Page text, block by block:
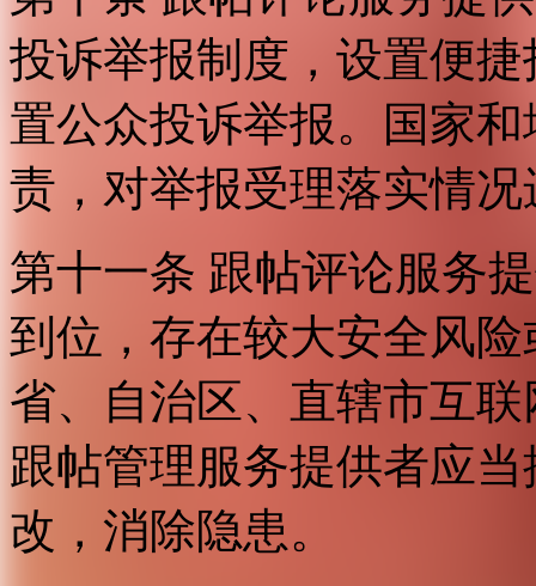
投诉举报制度，设置便
置公众投诉举报。国家
责，对举报受理落实情
第十一条 跟帖评论服务
到位，存在较大安全风
省、自治区、直辖市互
跟帖管理服务提供者应
改，消除隐患。